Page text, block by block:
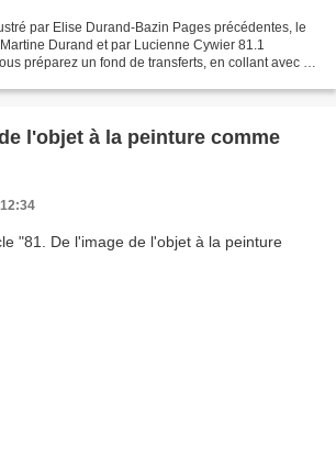
par Elise Durand-Bazin Pages précédentes, le
Durand et par Lucienne Cywier 81.1
préparez un fond de transferts, en collant avec du
l'objet à la peinture comme